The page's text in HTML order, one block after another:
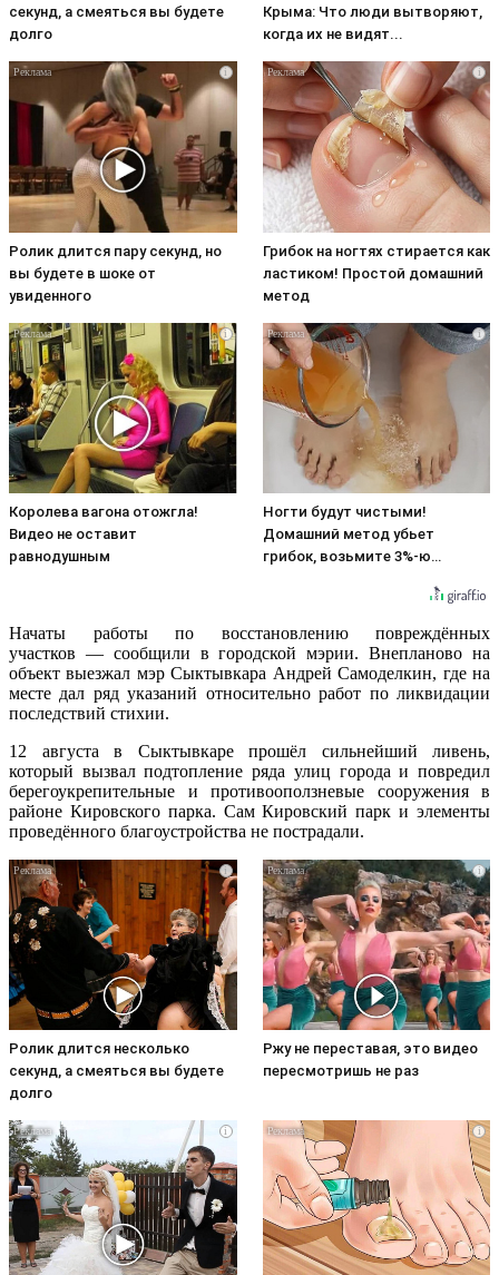
секунд, а смеяться вы будете
долго
Крыма: Что люди вытворяют,
когда их не видят...
i
Ролик длится пару секунд, но
вы будете в шоке от
увиденного
i
Грибок на ногтях стирается как
ластиком! Простой домашний
метод
i
Королева вагона отожгла!
Видео не оставит
равнодушным
i
Ногти будут чистыми!
Домашний метод убьет
грибок, возьмите 3%-ю…
Начаты работы по восстановлению повреждённых
участков — сообщили в городской мэрии. Внепланово на
объект выезжал мэр Сыктывкара Андрей Самоделкин, где на
месте дал ряд указаний относительно работ по ликвидации
последствий стихии.
12 августа в Сыктывкаре прошёл сильнейший ливень,
который вызвал подтопление ряда улиц города и повредил
берегоукрепительные и противооползневые сооружения в
районе Кировского парка. Сам Кировский парк и элементы
проведённого благоустройства не пострадали.
i
Ролик длится несколько
секунд, а смеяться вы будете
долго
i
Ржу не переставая, это видео
пересмотришь не раз
i i